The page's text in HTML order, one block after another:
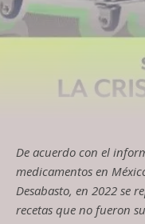
De acuerdo con el
medicamentos en
Desabasto, en 2022 se
recetas que no fueron